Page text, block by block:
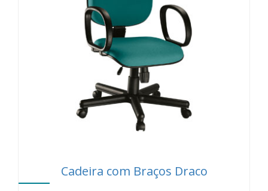
Cadeira com Braços Draco